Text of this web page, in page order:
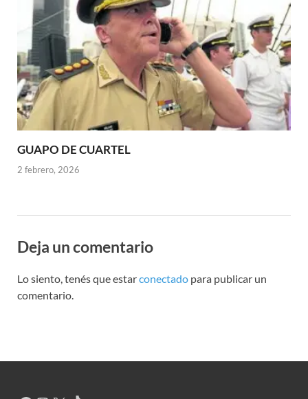
GUAPO DE CUARTEL
2 febrero, 2026
Deja un comentario
Lo siento, tenés que estarconectado para publicar un
comentario.